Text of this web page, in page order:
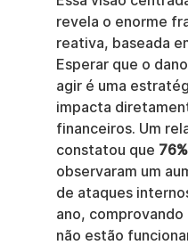
revela o enorme
reativa, baseada
Esperar que o
agir é uma
impacta
financeiros. Um
constatou que
observaram um
de ataques
ano,
não estão